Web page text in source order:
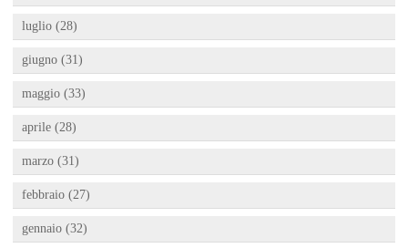
luglio (28)
giugno (31)
maggio (33)
aprile (28)
marzo (31)
febbraio (27)
gennaio (32)